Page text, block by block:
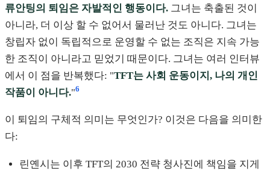
류안팅의 퇴임은 자발적인 행동이다. 그녀는 축출된 것이
아니라, 더 이상 할 수 없어서 물러난 것도 아니다. 그녀는
창립자 없이 독립적으로 운영할 수 없는 조직은 지속 가능
한 조직이 아니라고 믿었기 때문이다. 그녀는 여러 인터뷰
에서 이 점을 반복했다: "TFT는 사회 운동이지, 나의 개인
작품이 아니다."6
이 퇴임의 구체적 의미는 무엇인가? 이것은 다음을 의미한
다:
린옌시는 이후 TFT의 2030 전략 청사진에 책임을 지게